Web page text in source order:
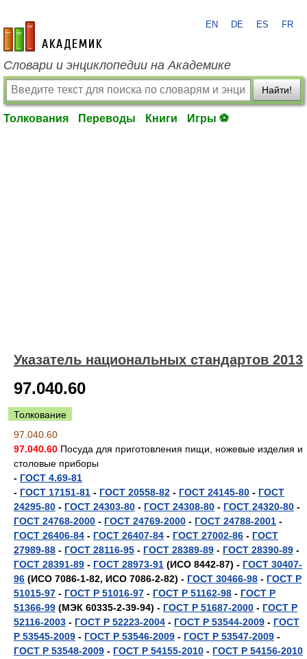
academic.ru
EN DE ES FR
Словари и энциклопедии на Академике
Найти!
Толкования Переводы Книги Игры ⚽
Указатель национальных стандартов 2013
97.040.60
Толкование
97.040.60
97.040.60 Посуда для приготовления пищи, ножевые изделия и
столовые приборы
- ГОСТ 4.69-81
- ГОСТ 17151-81 - ГОСТ 20558-82 - ГОСТ 24145-80 - ГОСТ
24295-80 - ГОСТ 24303-80 - ГОСТ 24308-80 - ГОСТ 24320-80 -
ГОСТ 24768-2000 - ГОСТ 24769-2000 - ГОСТ 24788-2001 -
ГОСТ 26406-84 - ГОСТ 26407-84 - ГОСТ 27002-86 - ГОСТ
27989-88 - ГОСТ 28116-95 - ГОСТ 28389-89 - ГОСТ 28390-89 -
ГОСТ 28391-89 - ГОСТ 28973-91 (ИСО 8442-87) - ГОСТ 30407-
96 (ИСО 7086-1-82, ИСО 7086-2-82) - ГОСТ 30466-98 - ГОСТ Р
51015-97 - ГОСТ Р 51016-97 - ГОСТ Р 51162-98 - ГОСТ Р
51366-99 (МЭК 60335-2-39-94) - ГОСТ Р 51687-2000 - ГОСТ Р
52116-2003 - ГОСТ Р 52223-2004 - ГОСТ Р 53544-2009 - ГОСТ
Р 53545-2009 - ГОСТ Р 53546-2009 - ГОСТ Р 53547-2009 -
ГОСТ Р 53548-2009 - ГОСТ Р 54155-2010 - ГОСТ Р 54156-2010